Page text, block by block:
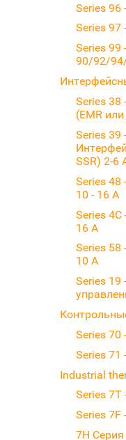
Series 96
Series 97
Series 99
90/92/
Series
(EMR
Series 39
SSR) 2-6
Series 48
10 - 16 A
Series
16 A
Series 58
10 A
Series 19
Series 70
Series 71
Industrial
Series
Series
7H